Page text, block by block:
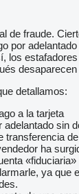
de fraude.
por
los
desaparecen
detallamos:
a la tarjeta
adelantado sin
transferencia
ha
«fiduciaria»
ya que